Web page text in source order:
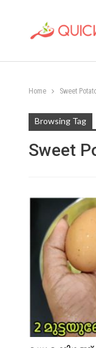
Home Sweet
Browsing Tag
Sweet